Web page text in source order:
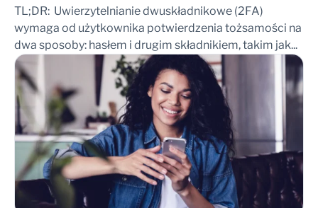
TL;DR: Uwierzytelnianie dwuskładnikowe (2FA)
wymaga od użytkownika potwierdzenia tożsamości na
dwa sposoby: hasłem i drugim składnikiem, takim jak...